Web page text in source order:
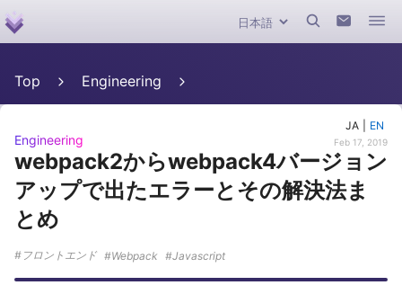
Top Engineering
JA EN
Engineering Feb 17, 2019
webpack2からwebpack4バージョン
アップで出たエラーとその解決法ま
とめ
フロントエンド Webpack Javascript